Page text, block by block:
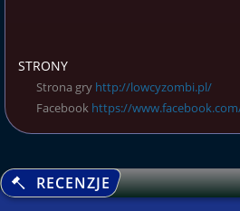
STRONY
Strona gry http://lowcyzombi.pl/
Facebook https://
RECENZJE